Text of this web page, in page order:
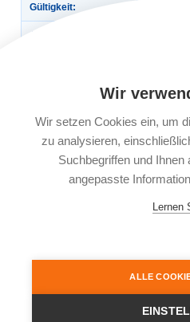
Gültigkeit: Für die
Automatische
erfolgen.
ab 30
Leistungsträger:
KRAVAG-
Frankfurt
Wir
Wir setzen Cookies ein, um
zu analysieren,
Suchbegriffen und
angepasste
Lernen
ALLE